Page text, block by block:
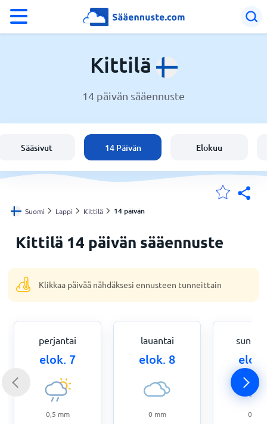
Sijaintini
Koti
Kittilä
14 päivän sääennuste
Sääsivut 14 Päivän Elokuu
Suomi Lappi Kittilä 14 päivän
Kittilä 14 päivän sääennuste
Klikkaa päivää nähdäksesi ennusteen tunneittain
perjantai
elok. 7
0,5 mm
lauantai
elok. 8
0 mm 0